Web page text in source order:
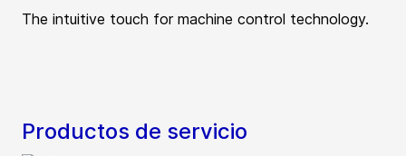
The intuitive touch for machine control technology.
Productos de servicio